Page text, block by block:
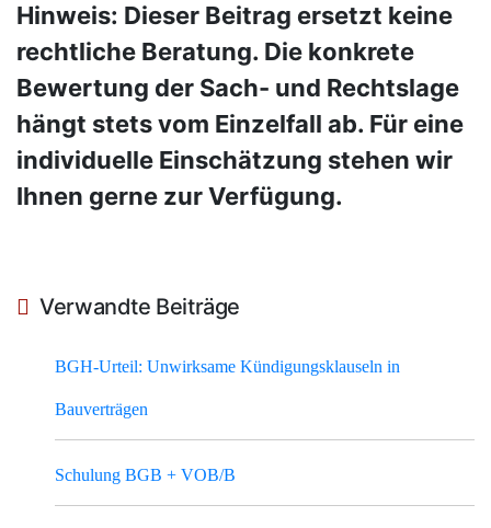
Hinweis: Dieser Beitrag ersetzt keine
rechtliche Beratung. Die konkrete
Bewertung der Sach- und Rechtslage
hängt stets vom Einzelfall ab. Für eine
individuelle Einschätzung stehen wir
Ihnen gerne zur Verfügung.
Verwandte Beiträge
BGH-Urteil: Unwirksame Kündigungsklauseln in
Bauverträgen
Schulung BGB + VOB/B